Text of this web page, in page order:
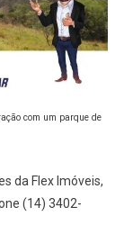
com um parque de
da Flex Imóveis,
(14) 3402-